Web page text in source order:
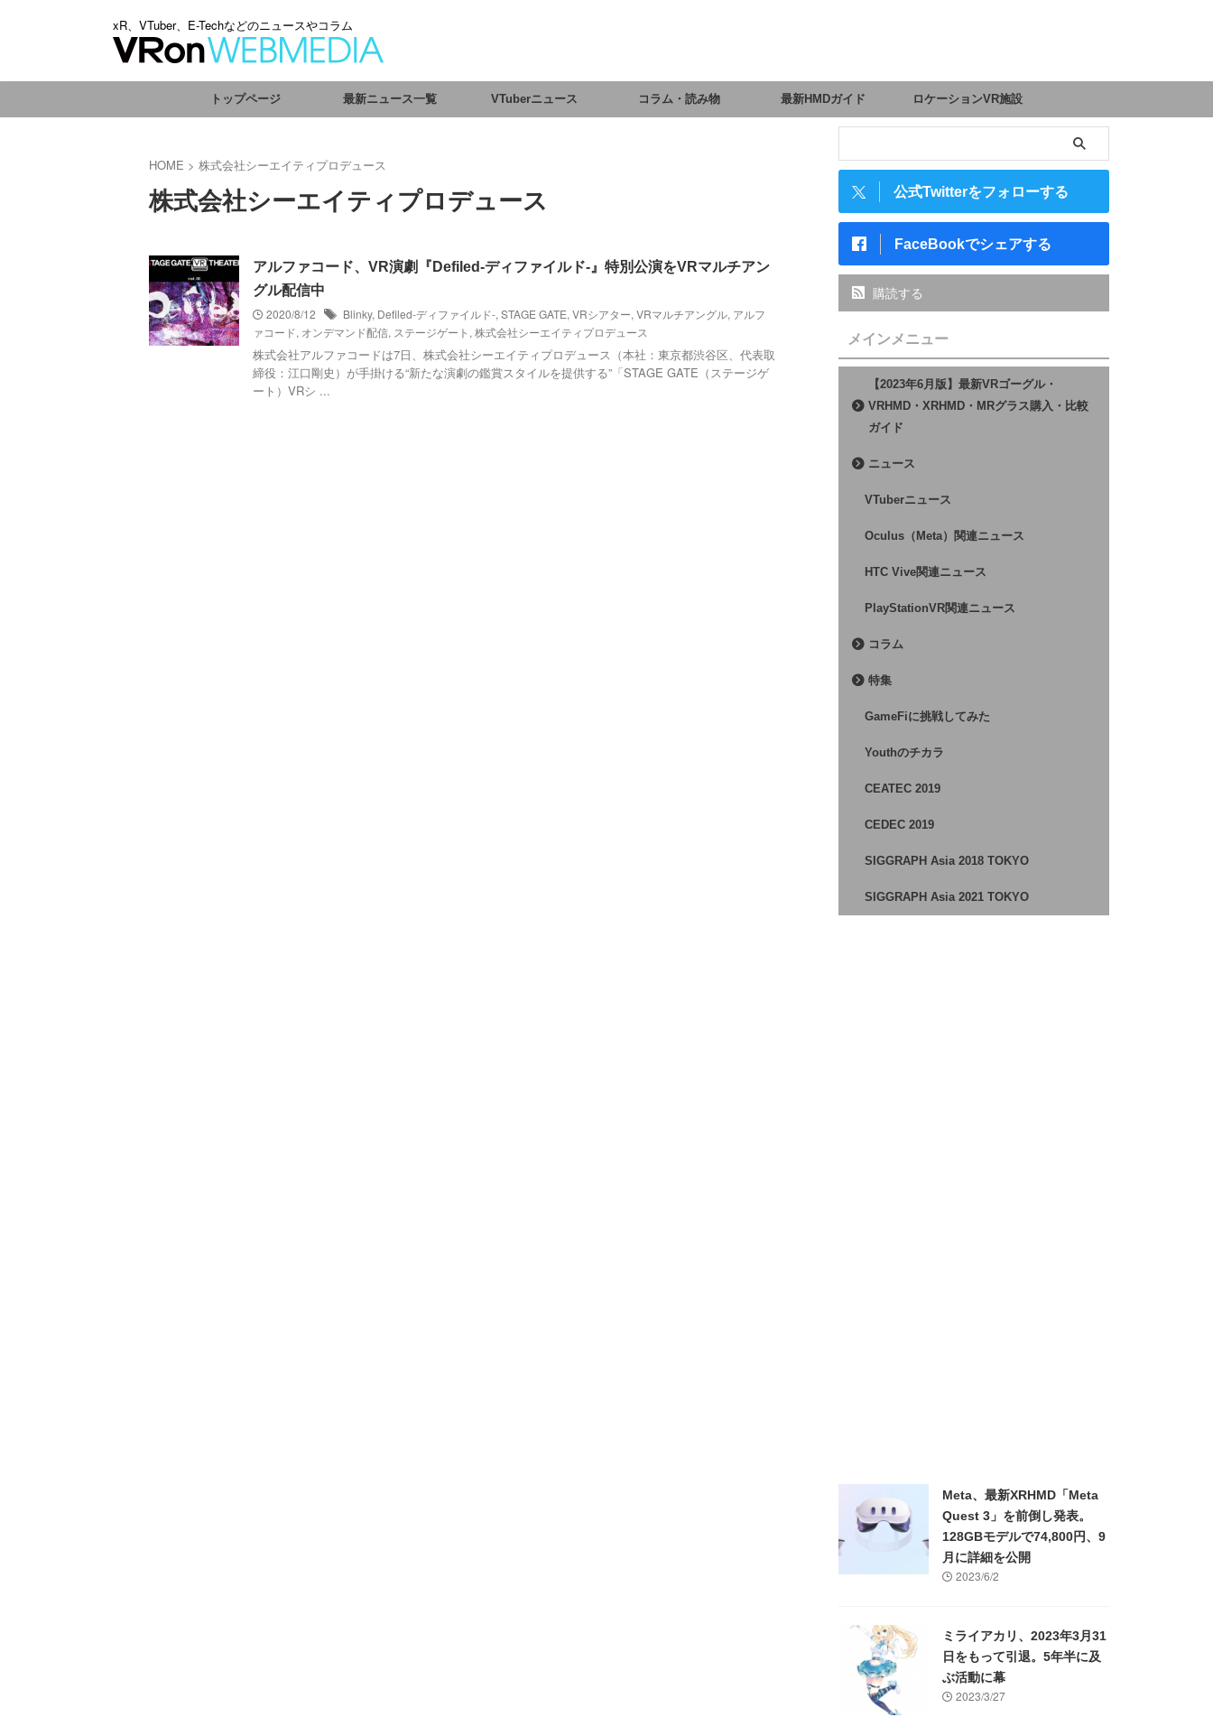
xR、VTuber、E-Techなどのニュースやコラム
トップページ 最新ニュース一覧 VTuberニュース コラム・読み物 最新HMDガイド ロケーションVR施設
HOME > 株式会社シーエイティプロデュース
株式会社シーエイティプロデュース
アルファコード、VR演劇『Defiled-ディファイルド-』特別公演をVRマルチアン
グル配信中
2020/8/12
Blinky, Defiled-ディファイルド-, STAGE GATE, VRシアター, VRマルチアングル, アルフ
ァコード, オンデマンド配信, ステージゲート , 株式会社シーエイティプロデュース
株式会社アルファコードは7日、株式会社シーエイティプロデュース（本社：東京都渋谷区、代表取
締役：江口剛史）が手掛ける“新たな演劇の鑑賞スタイルを提供する”「STAGE GATE（ステージゲ
ート）VRシ ...
公式Twitterをフォローする
FaceBookでシェアする
購読する
メインメニュー
【2023年6月版】最新VRゴーグル・
VRHMD・XRHMD・MRグラス購入・比較
ガイド
ニュース
VTuberニュース
Oculus（Meta）関連ニュース
HTC Vive関連ニュース
PlayStationVR関連ニュース
コラム
特集
GameFiに挑戦してみた
Youthのチカラ
CEATEC 2019
CEDEC 2019
SIGGRAPH Asia 2018 TOKYO
SIGGRAPH Asia 2021 TOKYO
Meta、最新XRHMD「Meta
Quest 3」を前倒し発表。
128GBモデルで74,800円、9
月に詳細を公開
2023/6/2
ミライアカリ、2023年3月31
日をもって引退。5年半に及
ぶ活動に幕
2023/3/27